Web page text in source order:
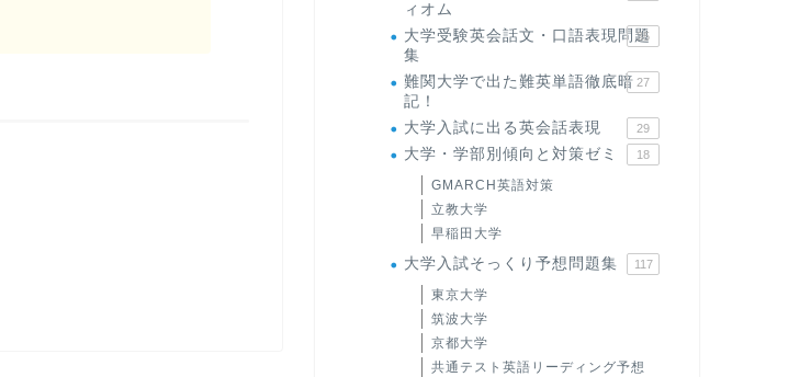
ィオム
大学受験英会話文・口語表現問題
集
35
難関大学で出た難英単語徹底暗
記！
27
大学入試に出る英会話表現 29
大学・学部別傾向と対策ゼミ 18
GMARCH英語対策
立教大学
早稲田大学
大学入試そっくり予想問題集 117
東京大学
筑波大学
京都大学
共通テスト英語リーディング予想